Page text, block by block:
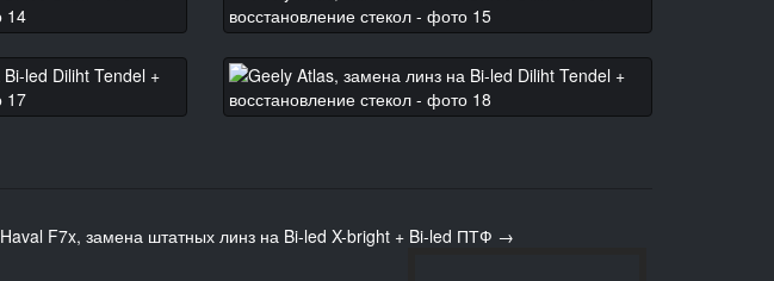
Haval F7x, замена штатных линз на Bi-led X-bright + Bi-led ПТФ →